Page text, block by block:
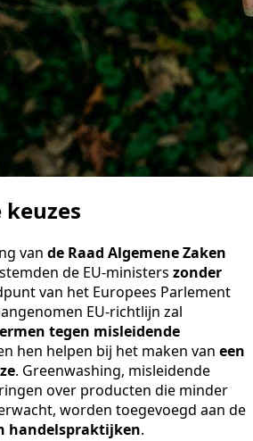
keuzes
van de Raad Algemene Zaken
stemden de EU-ministers zonder
van het Europees Parlement
EU-richtlijn zal
tegen misleidende
hen helpen bij het maken van een
. Greenwashing, misleidende
over producten die minder
worden toegevoegd aan de
handelspraktijken.